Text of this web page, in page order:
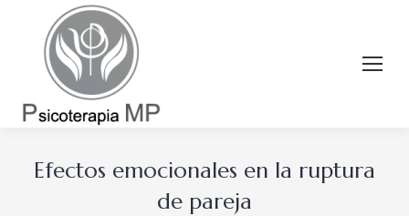
Efectos emocionales en la ruptura
de pareja